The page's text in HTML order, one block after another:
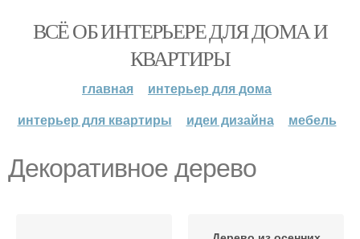
ВСЁ ОБ ИНТЕРЬЕРЕ ДЛЯ ДОМА И
КВАРТИРЫ
главная
интерьер для дома
интерьер для квартиры
идеи дизайна мебель
Декоративное дерево